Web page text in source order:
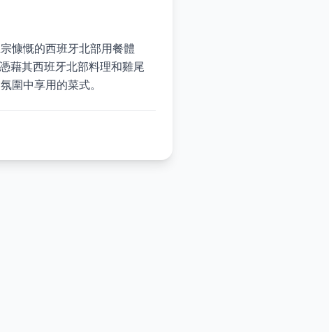
慷慨的西班牙北部用餐體
藉其西班牙北部料理和雞尾
圍中享用的菜式。